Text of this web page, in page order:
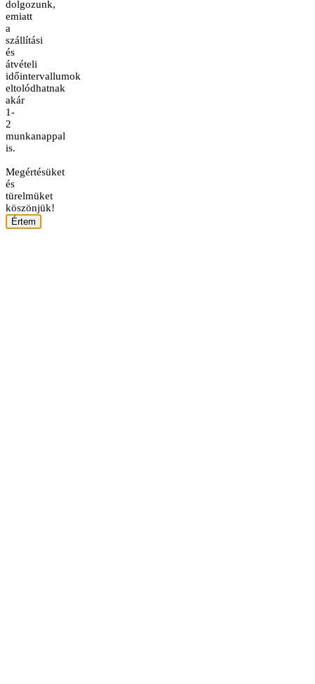
dolgozunk,
emiatt
a
szállítási
és
átvételi
időintervallumok
eltolódhatnak
akár
1-
2
munkanappal
is.
Megértésüket
és
türelmüket
köszönjük!
Értem